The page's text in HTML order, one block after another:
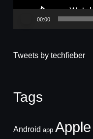
00:00
Tweets by techfieber
Tags
Android app Apple